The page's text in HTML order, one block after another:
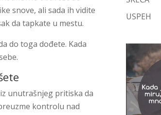
snove, ali sada ih vidite
da tapkate u mestu.
do toga dođete. Kada
unutrašnjeg pritiska da
kontrolu nad
USPEH